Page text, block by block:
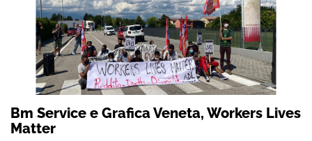
Bm Service e Grafica Veneta, Workers Lives
Matter